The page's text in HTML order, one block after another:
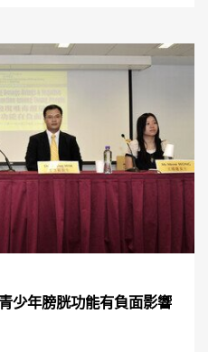
少年膀胱功能有負面影響